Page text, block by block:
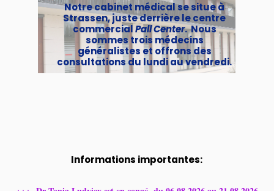
Notre cabinet médical se situe à
Strassen, juste derrière le centre
commercialPall Center. Nous
sommes trois médecins
généralistes et offrons des
consultations du lundi au vendredi.
Informations importantes: